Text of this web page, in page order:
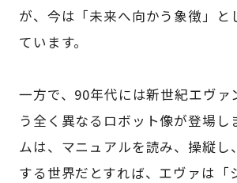
が、今は「未来へ向かう象徴」と
ています。
一方で、90年代には新世紀エヴァ
う全く異なるロボット像が登場し
ムは、マニュアルを読み、操縦し
する世界だとすれば、エヴァは「